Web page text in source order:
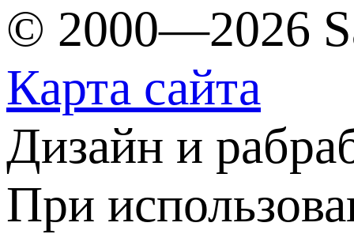
© 2000—2026
Карта сайта
Дизайн и
При